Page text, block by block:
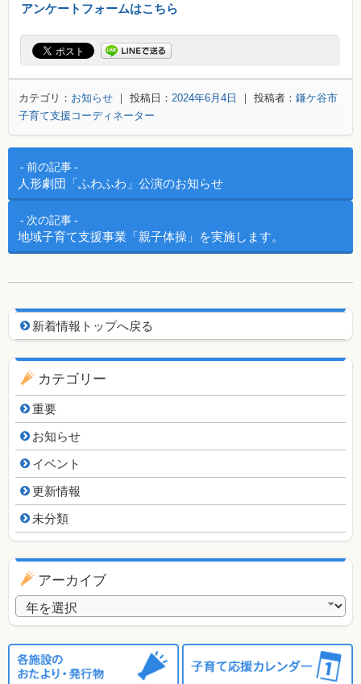
アンケートフォームはこちら
カテゴリ： お知らせ ｜ 投稿日： 2024年6月4日 ｜ 投稿者： 鎌ケ谷市
子育て支援コーディネーター
投稿ナビゲーション
前の記事
人形劇団「ふわふわ」公演のお知らせ
次の記事
地域子育て支援事業「親子体操」を実施します。
新着情報用ナビゲーション
新着情報トップへ戻る
カテゴリー
重要
お知らせ
イベント
更新情報
未分類
アーカイブ
アーカイブ